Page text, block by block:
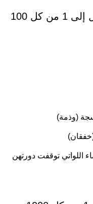
(قد تؤثر على ما يصل إلى 1 من كل 100
(وذمة)
اللواتي توقفت دورتهن